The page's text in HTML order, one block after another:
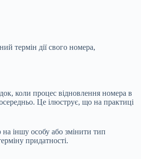
термін дії свого номера,
коли процес відновлення номера в
Це ілюструє, що на практиці
на іншу особу або змінити тип
придатності.